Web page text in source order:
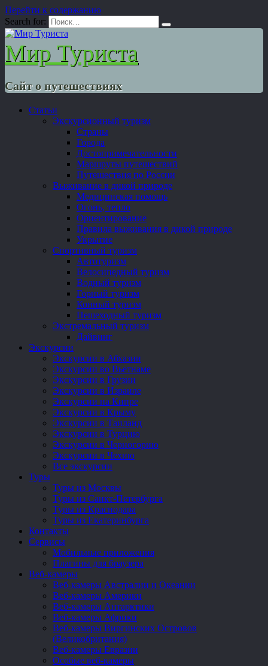
Перейти к содержанию
Search for:
Мир Туриста
Сайт о путешествиях
Статьи
Экскурсионный туризм
Страны
Города
Достопримечательности
Маршруты путешествий
Путешествия по России
Выживание в дикой природе
Медицинская помощь
Огонь, тепло
Ориентирование
Правила выживания в дикой природе
Укрытие
Спортивный туризм
Автотуризм
Велосипедный туризм
Водный туризм
Горный туризм
Конный туризм
Пешеходный туризм
Экстремальный туризм
Дайвинг
Экскурсии
Экскурсии в Абхазии
Экскурсии во Вьетнаме
Экскурсии в Грузии
Экскурсии в Израиле
Экскурсии на Кипре
Экскурсии в Крыму
Экскурсии в Таиланд
Экскурсии в Турцию
Экскурсии в Черногорию
Экскурсии в Чехию
Все экскурсии
Туры
Туры из Москвы
Туры из Санкт-Петербурга
Туры из Краснодара
Туры из Екатеринбурга
Контакты
Сервисы
Мобильные приложения
Плагины для браузера
Веб-камеры
Веб-камеры Австралии и Океании
Веб-камеры Америки
Веб-камеры Антарктики
Веб-камеры Африки
Веб-камеры Виргинских Островов
(Великобритания)
Веб-камеры Евразии
Особые веб-камеры